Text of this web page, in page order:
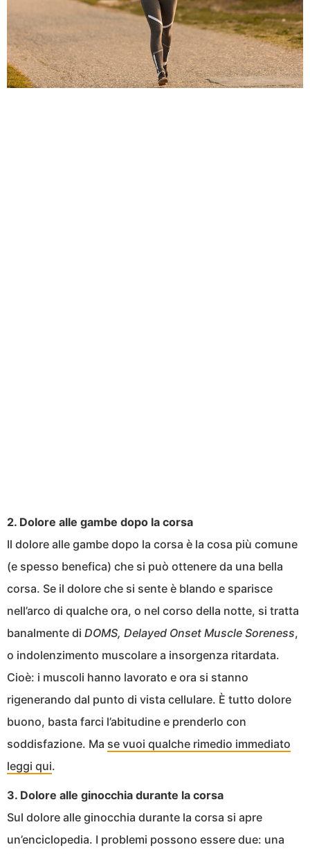
2. Dolore alle gambe dopo la corsa
Il dolore alle gambe dopo la corsa è la cosa più comune
(e spesso benefica) che si può ottenere da una bella
corsa. Se il dolore che si sente è blando e sparisce
nell’arco di qualche ora, o nel corso della notte, si tratta
banalmente di DOMS, Delayed Onset Muscle Soreness,
o indolenzimento muscolare a insorgenza ritardata.
Cioè: i muscoli hanno lavorato e ora si stanno
rigenerando dal punto di vista cellulare. È tutto dolore
buono, basta farci l’abitudine e prenderlo con
soddisfazione. Ma se vuoi qualche rimedio immediato
leggi qui.
3. Dolore alle ginocchia durante la corsa
Sul dolore alle ginocchia durante la corsa si apre
un’enciclopedia. I problemi possono essere due: una